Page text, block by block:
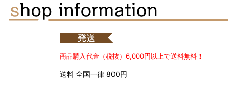
商品購入代金（税抜）6,000円以上で送料無料！
送料 全国一律 800円